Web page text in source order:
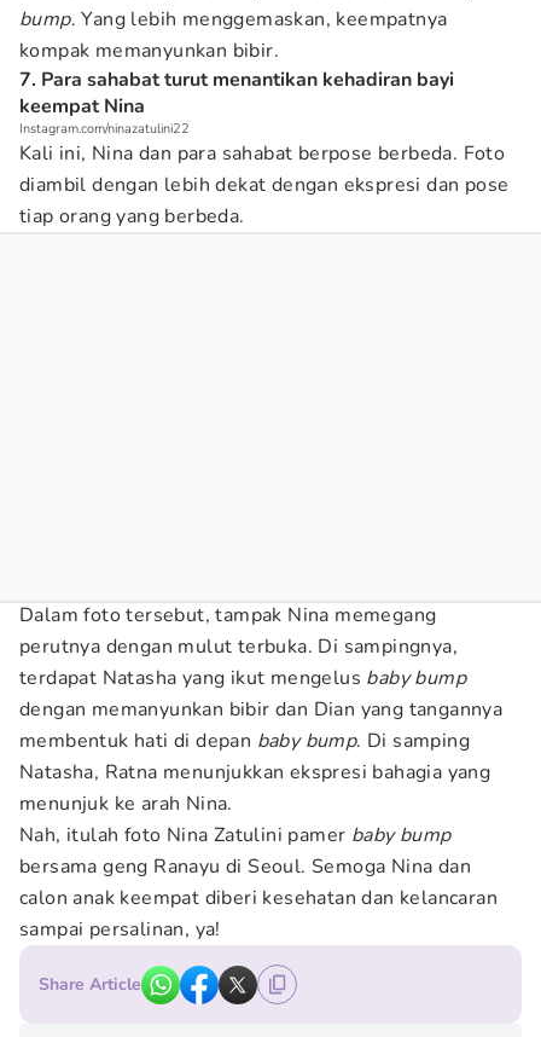
bump. Yang lebih menggemaskan, keempatnya
kompak memanyunkan bibir.
7. Para sahabat turut menantikan kehadiran bayi
keempat Nina
Instagram.com/ninazatulini22
Kali ini, Nina dan para sahabat berpose berbeda. Foto
diambil dengan lebih dekat dengan ekspresi dan pose
tiap orang yang berbeda.
Dalam foto tersebut, tampak Nina memegang
perutnya dengan mulut terbuka. Di sampingnya,
terdapat Natasha yang ikut mengelus baby bump
dengan memanyunkan bibir dan Dian yang tangannya
membentuk hati di depan baby bump. Di samping
Natasha, Ratna menunjukkan ekspresi bahagia yang
menunjuk ke arah Nina.
Nah, itulah foto Nina Zatulini pamer baby bump
bersama geng Ranayu di Seoul. Semoga Nina dan
calon anak keempat diberi kesehatan dan kelancaran
sampai persalinan, ya!
Share Article